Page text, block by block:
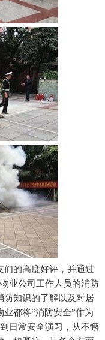
们的高度好评，并通过
业公司工作人员的消防
防知识的了解以及对居
都将“消防安全”作为
日常安全演习，从不懈